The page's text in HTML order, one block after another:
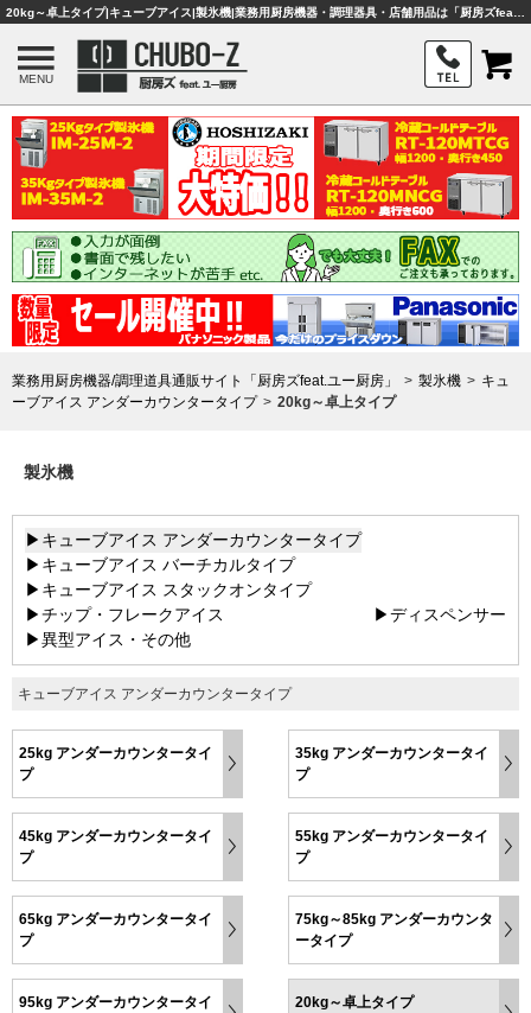
MENU
業務用厨房機器/調理道具通販サイト「厨房ズfeat.ユー厨房」 製氷機
キュ
ーブアイス アンダーカウンタータイプ
20kg～卓上タイプ
製氷機
▶キューブアイス アンダーカウンタータイプ
▶キューブアイス バーチカルタイプ
▶キューブアイス スタックオンタイプ
▶チップ・フレークアイス
▶ディスペンサー
▶異型アイス・その他
キューブアイス アンダーカウンタータイプ
25kg アンダーカウンタータイ
プ
35kg アンダーカウンタータイ
プ
45kg アンダーカウンタータイ
プ
55kg アンダーカウンタータイ
プ
65kg アンダーカウンタータイ
プ
75kg～85kg アンダーカウンタ
ータイプ
95kg アンダーカウンタータイ
20kg～卓上タイプ